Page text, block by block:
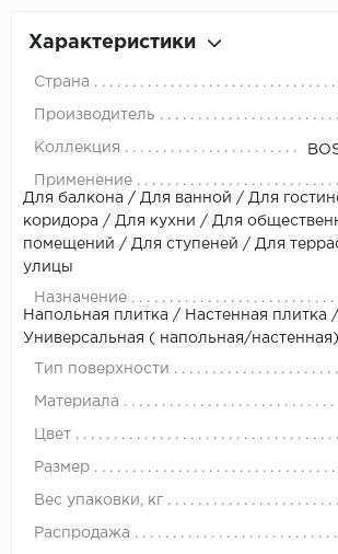
Характеристики
Страна
Производитель
Коллекция
Применение
Для балкона / Для ванной / Для
коридора / Для кухни / Для
помещений / Для ступеней / Для
улицы
Назначение
Напольная плитка / Настенная плитка /
Универсальная ( напольная/настенная)
Тип поверхности
Материала
Цвет
Размер
Вес упаковки, кг
Распродажа